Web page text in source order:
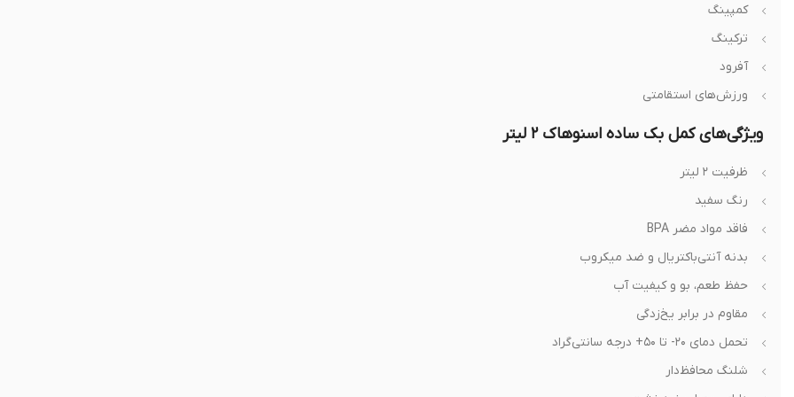
کمپینگ
ترکینگ
آفرود
ورزش‌های استقامتی
ویژگی‌های کمل بک ساده اسنوهاک ۲ لیتر
ظرفیت ۲ لیتر
رنگ سفید
فاقد مواد مضر BPA
بدنه آنتی‌باکتریال و ضد میکروب
حفظ طعم، بو و کیفیت آب
مقاوم در برابر یخ‌زدگی
تحمل دمای ۲۰- تا ۵۰+ درجه سانتی‌گراد
شلنگ محافظ‌دار